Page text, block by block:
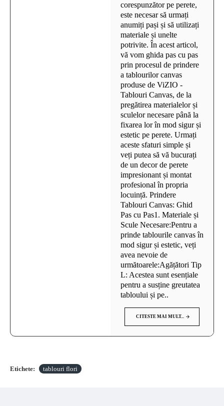
corespunzător pe perete,
este necesar să urmați
anumiți pași și să utilizați
materiale și unelte
potrivite. În acest articol,
vă vom ghida pas cu pas
prin procesul de prindere
a tablourilor canvas
produse de ViZIO -
Tablouri Canvas, de la
pregătirea materialelor și
sculelor necesare până la
fixarea lor în mod sigur și
estetic pe perete. Urmați
aceste sfaturi simple și
veți putea să vă bucurați
de un decor de perete
impresionant și montat
profesional în propria
locuință. Prindere
Tablouri Canvas: Ghid
Pas cu Pas1. Materiale și
Scule Necesare:Pentru a
prinde tablourile canvas în
mod sigur și estetic, veți
avea nevoie de
următoarele:Agățători Tip
L: Acestea sunt esențiale
pentru a susține greutatea
tabloului și pe..
CITESTE MAI MULT...
Etichete: tablouri flori